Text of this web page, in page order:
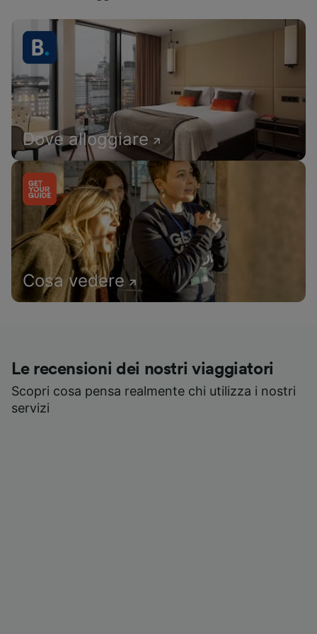
Dove alloggiare
Cosa vedere
Le recensioni dei nostri viaggiatori
Scopri cosa pensa realmente chi utilizza i nostri
servizi